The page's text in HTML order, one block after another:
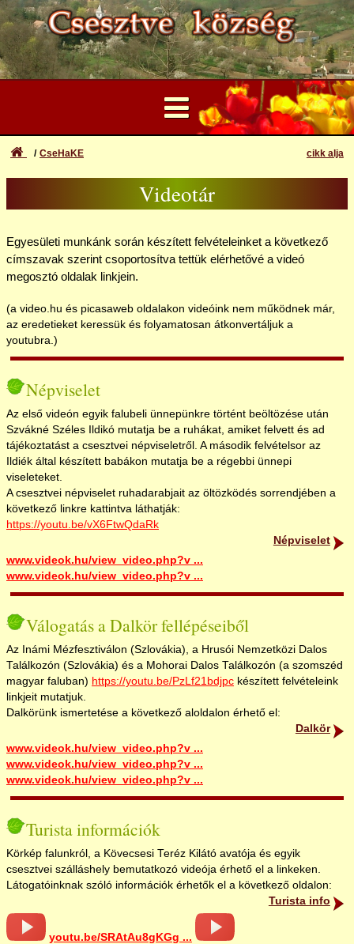
...
Hagyományőrzés
Média
Rejtvény, pályázat
Felhasználói Fiók
Elfelejtett azonosító vagy jelszó
Bejelentkezés
cikk alja
CseHaKE
Videotár
Egyesületi munkánk során készített felvételeinket a következő
címszavak szerint csoportosítva tettük elérhetővé a videó
megosztó oldalak linkjein.
(a video.hu és picasaweb oldalakon videóink nem működnek már,
az eredetieket keressük és folyamatosan átkonvertáljuk a
youtubra.)
Népviselet
Az első videón egyik falubeli ünnepünkre történt beöltözése után
Szvákné Széles Ildikó mutatja be a ruhákat, amiket felvett és ad
tájékoztatást a csesztvei népviseletről. A második felvételsor az
Ildiék által készített babákon mutatja be a régebbi ünnepi
viseleteket.
A csesztvei népviselet ruhadarabjait az öltözködés sorrendjében a
következő linkre kattintva láthatják:
https://youtu.be/vX6FtwQdaRk
Népviselet
www.videok.hu/view_video.php?v ...
www.videok.hu/view_video.php?v ...
Válogatás a Dalkör fellépéseiből
Az Inámi Mézfesztiválon (Szlovákia), a Hrusói Nemzetközi Dalos
Találkozón (Szlovákia) és a Mohorai Dalos Találkozón (a szomszéd
magyar faluban) https://youtu.be/PzLf21bdjpc készített felvételeink
linkjeit mutatjuk.
Dalkörünk ismertetése a következő aloldalon érhető el:
Dalkör
www.videok.hu/view_video.php?v ...
www.videok.hu/view_video.php?v ...
www.videok.hu/view_video.php?v ...
Turista információk
Körkép falunkról, a Kövecsesi Teréz Kilátó avatója és egyik
csesztvei szálláshely bemutatkozó videója érhető el a linkeken.
Látogatóinknak szóló információk érhetők el a következő oldalon:
Turista info
youtu.be/SRAtAu8gKGg ...